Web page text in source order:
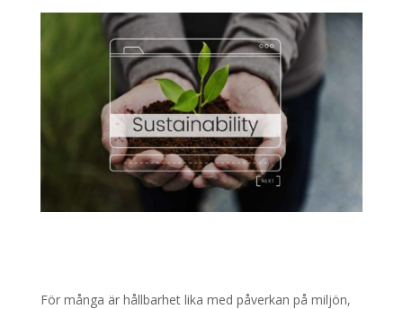
För många är hållbarhet lika med påverkan på miljön,